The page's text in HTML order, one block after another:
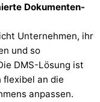
Dokumenten-
Unternehmen, ihr
und so
DMS-Lösung ist
flexibel an die
anpassen.